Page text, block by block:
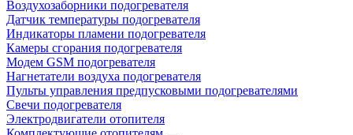
Воздухозаборники подогревателя
Датчик температуры подогревателя
Индикаторы пламени подогревателя
Камеры сгорания подогревателя
Модем GSM подогревателя
Нагнетатели воздуха подогревателя
Пульты управления предпусковыми подогревателями
Свечи подогревателя
Электродвигатели отопителя